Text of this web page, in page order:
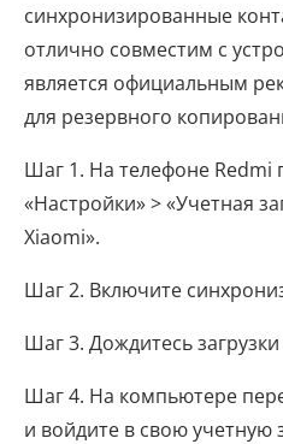
синхронизированные
отлично совместим с
является официальным
для резервного
Шаг 1. На телефоне Redmi
«Настройки» > «Учетная
Xiaomi».
Шаг 2. Включите
Шаг 3. Дождитесь
Шаг 4. На компьютере
и войдите в свою учетную